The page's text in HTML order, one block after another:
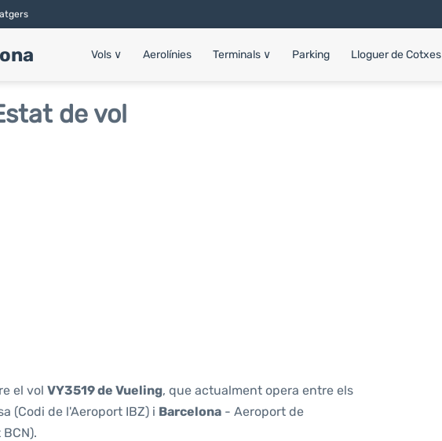
Vols ∨ Aerolínies Terminals ∨ Parking Lloguer de Cotxes
de vol
el vol VY3519 de Vueling, que actualment opera entre els
(Codi de l'Aeroport IBZ) i Barcelona - Aeroport de